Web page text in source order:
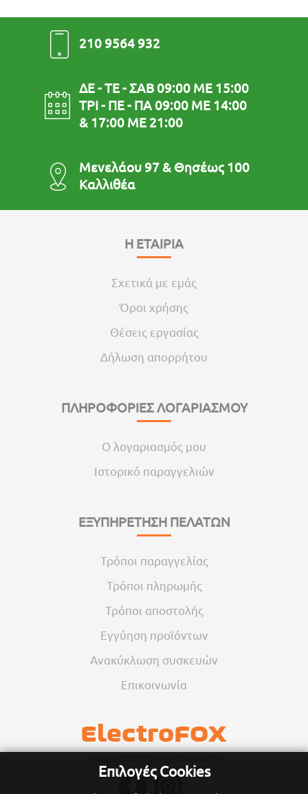
210 9564 932
ΔΕ - ΤΕ - ΣΑΒ 09:00 ΜΕ 15:00
ΤΡΙ - ΠΕ - ΠΑ 09:00 ΜΕ 14:00
& 17:00 ΜΕ 21:00
Μενελάου 97 & Θησέως 100
Καλλιθέα
Η ΕΤΑΙΡΙΑ
Σχετικά με εμάς
Όροι χρήσης
Θέσεις εργασίας
Δήλωση απορρήτου
ΠΛΗΡΟΦΟΡΙΕΣ ΛΟΓΑΡΙΑΣΜΟΥ
Ο λογαριασμός μου
Ιστορικό παραγγελιών
ΕΞΥΠΗΡΕΤΗΣΗ ΠΕΛΑΤΩΝ
Τρόποι παραγγελίας
Τρόποι πληρωμής
Τρόποι αποστολής
Εγγύηση προϊόντων
Ανακύκλωση συσκευών
Επικοινωνία
Επιλογές Cookies